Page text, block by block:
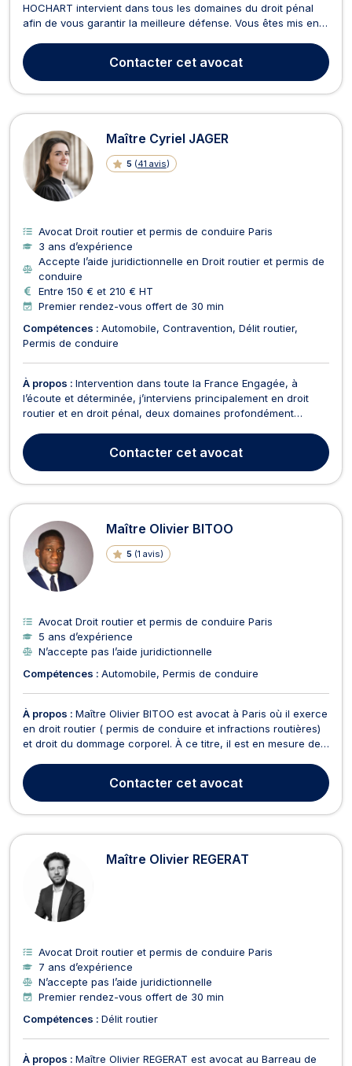
HOCHART intervient dans tous les domaines du droit pénal
afin de vous garantir la meilleure défense. Vous êtes mis en
HOCHART assurera La Défense de vos intérêts.Qu'il s'agisse
de trafic de stupéfiant, violences, agressi...
Contacter cet avocat
Maître Cyriel JAGER
5 (41 avis)
Avocat Droit routier et permis de conduire Paris
3 ans d’expérience
Accepte l’aide juridictionnelle en Droit routier et permis de
conduire
Entre 150 € et 210 € HT
Premier rendez-vous offert de 30 min
Compétences : Automobile Contravention Délit routier
Permis de conduire
À propos : Intervention dans toute la France Engagée, à
l’écoute et déterminée, j’interviens principalement en droit
routier et en droit pénal, deux domaines profondément
marquée par l’urgence, l’injustice ou l’incompréhension. En
droit routier, je suis aux côtés des conducteurs...
Contacter cet avocat
Maître Olivier BITOO
5 (1 avis)
Avocat Droit routier et permis de conduire Paris
5 ans d’expérience
N’accepte pas l’aide juridictionnelle
Compétences : Automobile Permis de conduire
À propos : Maître Olivier BITOO est avocat à Paris où il exerce
en droit routier ( permis de conduire et infractions routières)
et droit du dommage corporel. À ce titre, il est en mesure de
avocat vous propose en outre son savoir-faire en matière de
gestion de points. Il intervien...
Contacter cet avocat
Maître Olivier REGERAT
Avocat Droit routier et permis de conduire Paris
7 ans d’expérience
N’accepte pas l’aide juridictionnelle
Premier rendez-vous offert de 30 min
Compétences : Délit routier
À propos : Maître Olivier REGERAT est avocat au Barreau de